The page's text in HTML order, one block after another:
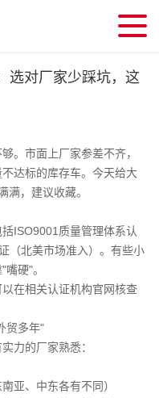
选对厂家少踩坑，这
。市面上厂家参差不齐，
达标的库存车。今天给大
满，建议收藏。
ISO9001质量管理体系认
（北美市场准入）。有些小
硬"。
在相关认证机构官网核查
贸多年"
力的厂家熟悉：
亚、中东各有不同）